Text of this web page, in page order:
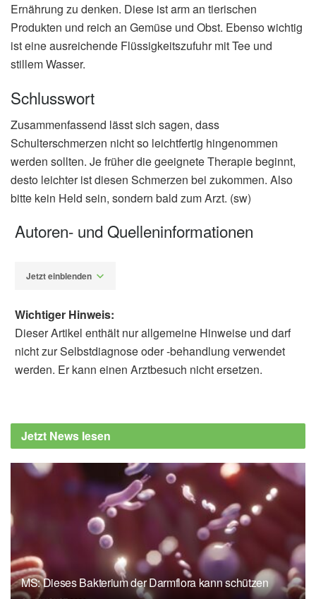
Ernährung zu denken. Diese ist arm an tierischen
Produkten und reich an Gemüse und Obst. Ebenso wichtig
ist eine ausreichende Flüssigkeitszufuhr mit Tee und
stillem Wasser.
Schlusswort
Zusammenfassend lässt sich sagen, dass
Schulterschmerzen nicht so leichtfertig hingenommen
werden sollten. Je früher die geeignete Therapie beginnt,
desto leichter ist diesen Schmerzen bei zukommen. Also
bitte kein Held sein, sondern bald zum Arzt. (sw)
Autoren- und Quelleninformationen
Jetzt einblenden
Danielle Campagne: Schulterluxation, MSD
Manual, (Abruf 03.09.2019),
Ulrich Brunner et al.: S2e-Leitlinie
„Rotatorenmanschette“, Deutsche
Gesellschaft für Orthopädie und
Orthopädische Chirurgie (DGOOC), (Abruf
03.09.2019),
AWMF
Ina Aschenbrenner, Peter Biberthaler: AC-
Gelenksluxation
(Schultereckgelenksprengung), Deutsche
Wichtiger Hinweis:
Dieser Artikel enthält nur allgemeine Hinweise und darf
nicht zur Selbstdiagnose oder -behandlung verwendet
werden. Er kann einen Arztbesuch nicht ersetzen.
Jetzt News lesen
MS: Dieses Bakterium der Darmflora kann schützen